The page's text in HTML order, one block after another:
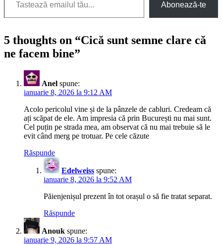
Abonează-te
5 thoughts on “Cică sunt semne clare că
ne facem bine”
Anel spune:
ianuarie 8, 2026 la 9:12 AM
Acolo pericolul vine și de la pânzele de cabluri. Credeam că
ați scăpat de ele. Am impresia că prin București nu mai sunt.
Cel puțin pe strada mea, am observat că nu mai trebuie să le
evit când merg pe trotuar. Pe cele căzute
Răspunde
Edelweiss spune:
ianuarie 8, 2026 la 9:52 AM
Păienjenișul prezent în tot orașul o să fie tratat separat.
Răspunde
Anouk spune:
ianuarie 9, 2026 la 9:57 AM